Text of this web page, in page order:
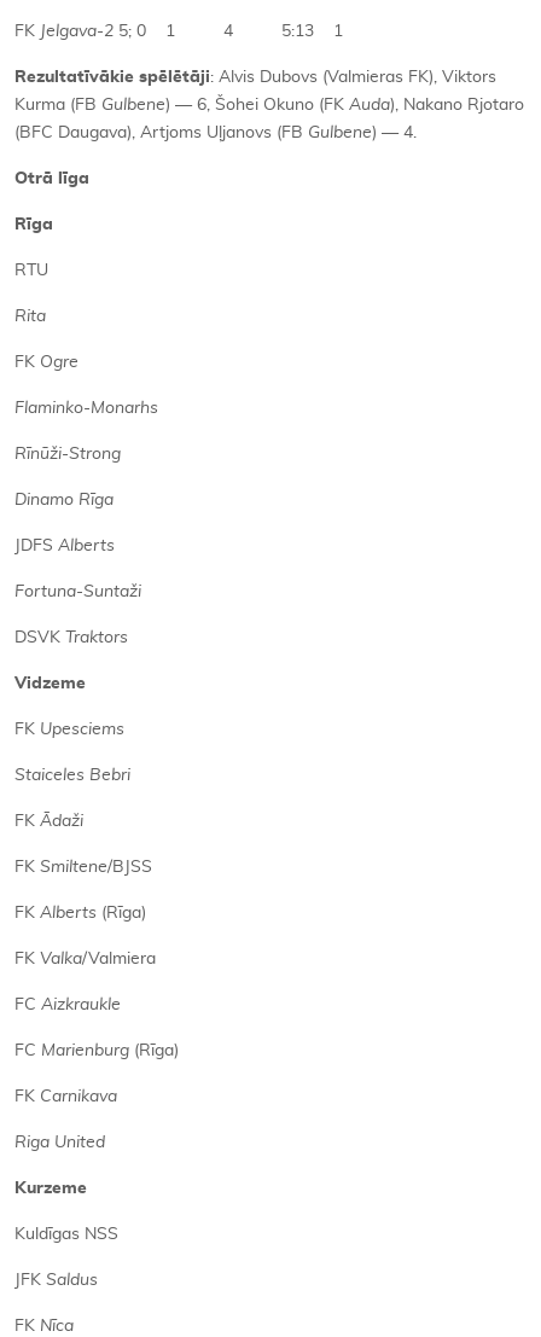
FK Jelgava-2 5; 0 1 4 5:13 1
Rezultatīvākie spēlētāji: Alvis Dubovs (Valmieras FK), Viktors
Kurma (FB Gulbene) — 6, Šohei Okuno (FK Auda), Nakano Rjotaro
(BFC Daugava), Artjoms Uļjanovs (FB Gulbene) — 4.
Otrā līga
Rīga
RTU
Rita
FK Ogre
Flaminko-Monarhs
Rīnūži-Strong
Dinamo Rīga
JDFS Alberts
Fortuna-Suntaži
DSVK Traktors
Vidzeme
FK Upesciems
Staiceles Bebri
FK Ādaži
FK Smiltene/BJSS
FK Alberts (Rīga)
FK Valka/Valmiera
FC Aizkraukle
FC Marienburg (Rīga)
FK Carnikava
Riga United
Kurzeme
Kuldīgas NSS
JFK Saldus
FK Nīca